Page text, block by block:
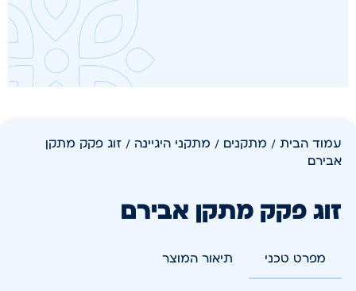
עמוד הבית / מתקנים / מתקני היגיינה / זוג פקק מתקן
אבירם
זוג פקק מתקן אבירם
מפרט טכני תיאור המוצר